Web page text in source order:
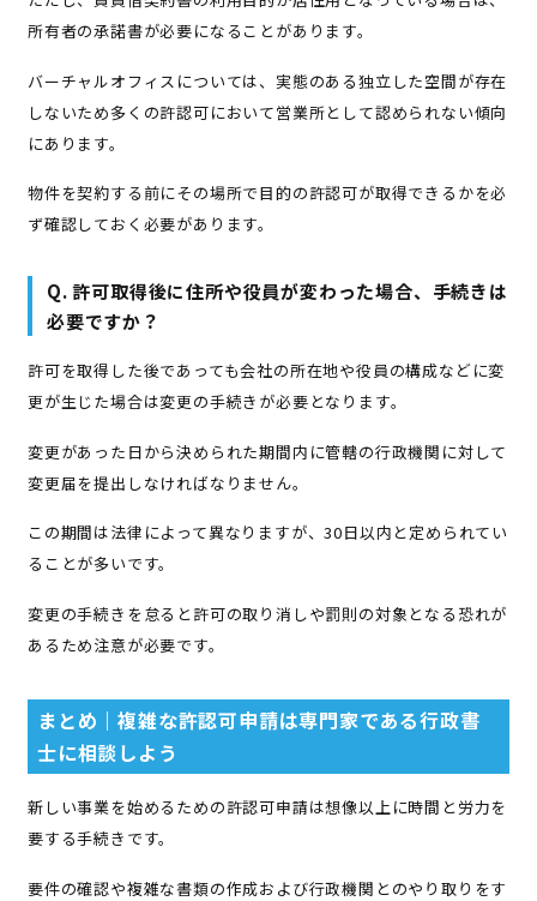
所有者の承諾書が必要になることがあります。
バーチャルオフィスについては、実態のある独立した空間が存在
しないため多くの許認可において営業所として認められない傾向
にあります。
物件を契約する前にその場所で目的の許認可が取得できるかを必
ず確認しておく必要があります。
Q. 許可取得後に住所や役員が変わった場合、手続きは
必要ですか？
許可を取得した後であっても会社の所在地や役員の構成などに変
更が生じた場合は変更の手続きが必要となります。
変更があった日から決められた期間内に管轄の行政機関に対して
変更届を提出しなければなりません。
この期間は法律によって異なりますが、30日以内と定められてい
ることが多いです。
変更の手続きを怠ると許可の取り消しや罰則の対象となる恐れが
あるため注意が必要です。
まとめ｜複雑な許認可申請は専門家である行政書
士に相談しよう
新しい事業を始めるための許認可申請は想像以上に時間と労力を
要する手続きです。
要件の確認や複雑な書類の作成および行政機関とのやり取りをす